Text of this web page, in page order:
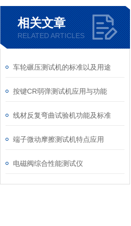
相关文章
RELATED ARTICLES
车轮碾压测试机的标准以及用途
按键CR弱弹测试机应用与功能
线材反复弯曲试验机功能及标准
端子微动摩擦测试机特点应用
电磁阀综合性能测试仪